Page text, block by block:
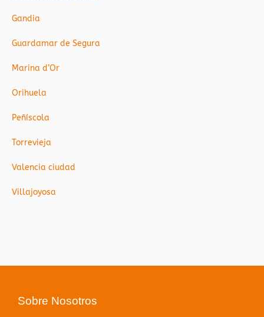
Gandia
Guardamar de Segura
Marina d’Or
Orihuela
Peñíscola
Torrevieja
Valencia ciudad
Villajoyosa
Sobre Nosotros